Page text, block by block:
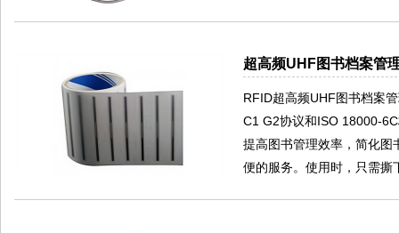
超高频UHF图书档案管
RFID超高频UHF图书档案
C1 G2协议和ISO 18000-
提高图书管理效率，简化图
便的服务。使用时，只需撕